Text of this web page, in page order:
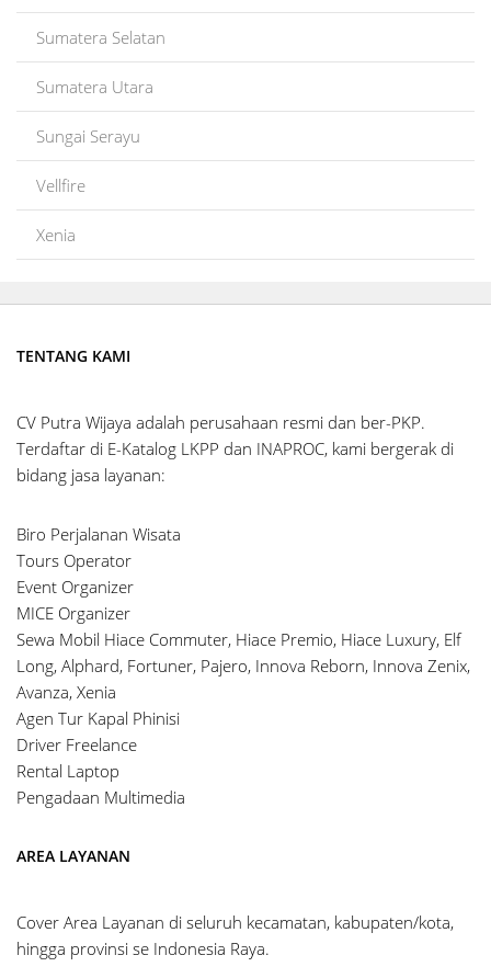
Sumatera Selatan
Sumatera Utara
Sungai Serayu
Vellfire
Xenia
TENTANG KAMI
CV Putra Wijaya adalah perusahaan resmi dan ber-PKP.
Terdaftar di E-Katalog LKPP dan INAPROC, kami bergerak di
bidang jasa layanan:
Biro Perjalanan Wisata
Tours Operator
Event Organizer
MICE Organizer
Sewa Mobil Hiace Commuter, Hiace Premio, Hiace Luxury, Elf
Long, Alphard, Fortuner, Pajero, Innova Reborn, Innova Zenix,
Avanza, Xenia
Agen Tur Kapal Phinisi
Driver Freelance
Rental Laptop
Pengadaan Multimedia
AREA LAYANAN
Cover Area Layanan di seluruh kecamatan, kabupaten/kota,
hingga provinsi se Indonesia Raya.